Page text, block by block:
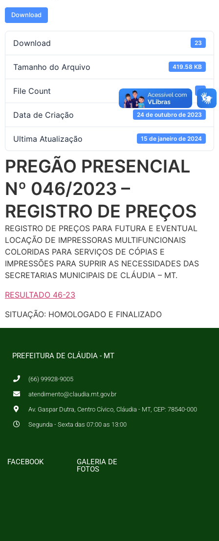
Download
Download 23
Tamanho do Arquivo 419.58 KB
File Count 1
Data de Criação 24 de outubro de 2023
Ultima Atualização 15 de janeiro de 2024
PREGÃO PRESENCIAL
Nº 046/2023 –
REGISTRO DE PREÇOS
REGISTRO DE PREÇOS PARA FUTURA E EVENTUAL
LOCAÇÃO DE IMPRESSORAS MULTIFUNCIONAIS
COLORIDAS PARA SERVIÇOS DE CÓPIAS E
IMPRESSÕES PARA SUPRIR AS NECESSIDADES DAS
SECRETARIAS MUNICIPAIS DE CLÁUDIA – MT.
RESULTADO 46-23
SITUAÇÃO: HOMOLOGADO E FINALIZADO
PREFEITURA DE CLÁUDIA - MT
(66) 99928-9005
atendimento@claudia.mt.gov.br
Av. Gaspar Dutra, Centro Cívico, Cláudia - MT, CEP: 78540-000
Segunda - Sexta das 07:00 as 13:00
FACEBOOK
GALERIA DE
FOTOS